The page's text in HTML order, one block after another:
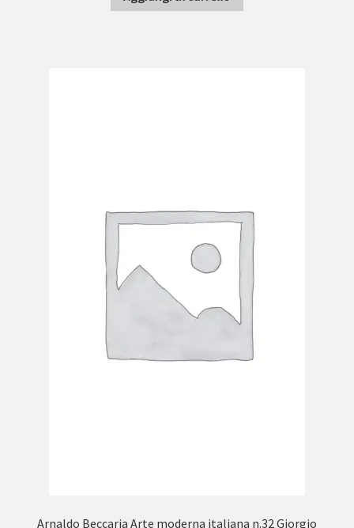
Arnaldo Beccaria Arte moderna italiana n.32 Giorgio